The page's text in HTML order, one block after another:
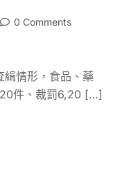
0 Comments
緝情形，食品、藥
件、裁罰6,20 […]